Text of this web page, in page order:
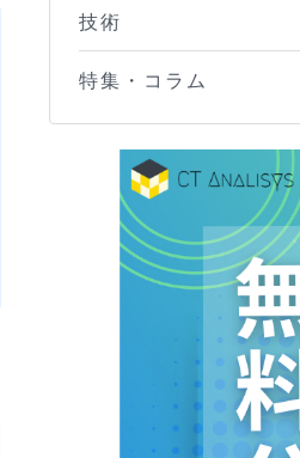
技術
特集・コラム